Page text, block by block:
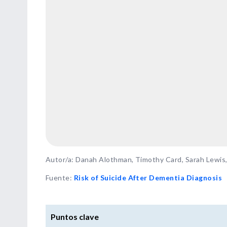
Autor/a: Danah Alothman, Timothy Card, Sarah
Fuente: Risk of Suicide After Dementia Diagnosis
Puntos clave